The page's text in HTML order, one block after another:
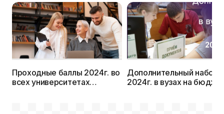
Проходные баллы 2024г. во
всех университетах
Дополнительный набор
2024г. в вузах на